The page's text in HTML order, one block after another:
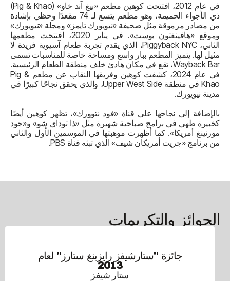
في عام 2012، افتتحت كوهين مطعم «بيغ آند خاو» (Pig & Khao)
ذي الأجواء الحميمة، وهو مطعم يتسع لـ 74 مقعدًا وحظي بإشادة
من مصادر مرموقة مثل صحيفة «نيويورك تايمز» ومجلة «نيويورك»
وموقع «هافينغتون بوست». في يناير 2020، افتتحت مطعمها
الثاني، Piggyback NYC، الذي يقدم تجربة طعام آسيوية فريدة لا
مثيل لها. يتميز المطعم ببار واسع ومساحة خاصة للمناسبات تسمى
Wayback Bar، تقع في مكان هادئ خلف منطقة الطعام الرئيسية.
في عام 2024، كشفت كوهين وفريقها النقاب عن مطعم Pig &
Khao في منطقة Upper West Side، والذي يحقق نجاحًا كبيرًا في
مدينة نيويورك.
بالإضافة إلى نجاحها على قناة «فود نتوورك»، تظهر كوهين أيضًا
كخبيرة طهي في برامج صباحية شهيرة مثل «ذا توداي شو» و«جود
مورنينغ أمريكا». كما أظهرت موهبتها في الموسمين الأول والثاني
من برنامج «جريت أمريكان شيف» الذي تبثه قناة PBS.
الجوائز والتكريمات
جائزة "ستارشيفز رايزينغ ستارز" لعام
2013
ستار شيفز